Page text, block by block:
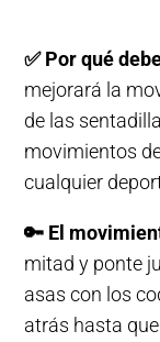
✅Por qué
mejorará la
de las
movimientos
cualquier
🔑 El
mitad y ponte
asas con los
atrás hasta